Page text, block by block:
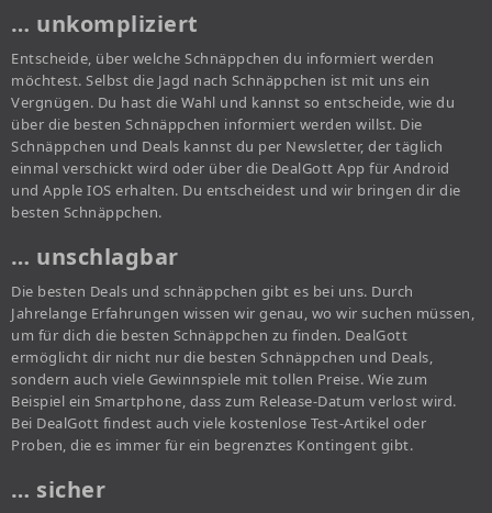
… unkompliziert
Entscheide, über welche Schnäppchen du informiert werden
möchtest. Selbst die Jagd nach Schnäppchen ist mit uns ein
Vergnügen. Du hast die Wahl und kannst so entscheide, wie du
über die besten Schnäppchen informiert werden willst. Die
Schnäppchen und Deals kannst du per Newsletter, der täglich
einmal verschickt wird oder über die DealGott App für Android
und Apple IOS erhalten. Du entscheidest und wir bringen dir die
besten Schnäppchen.
… unschlagbar
Die besten Deals und schnäppchen gibt es bei uns. Durch
Jahrelange Erfahrungen wissen wir genau, wo wir suchen müssen,
um für dich die besten Schnäppchen zu finden. DealGott
ermöglicht dir nicht nur die besten Schnäppchen und Deals,
sondern auch viele Gewinnspiele mit tollen Preise. Wie zum
Beispiel ein Smartphone, dass zum Release-Datum verlost wird.
Bei DealGott findest auch viele kostenlose Test-Artikel oder
Proben, die es immer für ein begrenztes Kontingent gibt.
… sicher